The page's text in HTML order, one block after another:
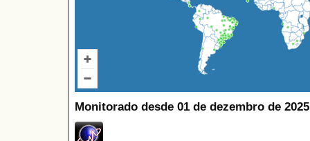
Monitorado desde 01 de dezembro de